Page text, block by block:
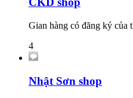
Gian hàng có đăng ký của
4
Nhật Sơn shop